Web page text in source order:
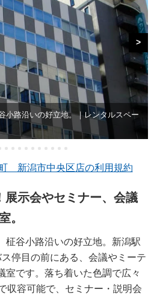
小路沿いの好立地。｜レンタルスペー
>
新潟市中央区店の利用規約
展示会やセミナー、会議
。
柾谷小路沿いの好立地。新潟駅
停目の前にある、会議やミーテ
室です。落ち着いた色調で広々
収容可能で、セミナー・説明会